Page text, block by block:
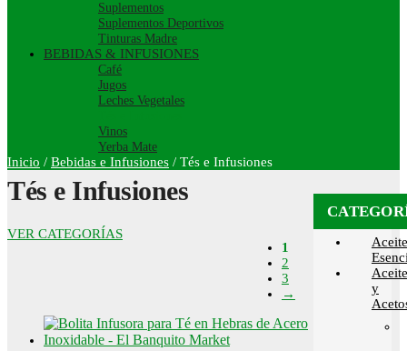
Suplementos
Suplementos Deportivos
Tinturas Madre
BEBIDAS & INFUSIONES
Café
Jugos
Leches Vegetales
Vinos
Yerba Mate
Inicio / Bebidas e Infusiones / Tés e Infusiones
Tés e Infusiones
VER CATEGORÍAS
1
2
3
→
y